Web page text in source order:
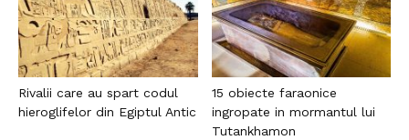
Rivalii care au spart codul
hieroglifelor din Egiptul Antic
15 obiecte faraonice
ingropate in mormantul lui
Tutankhamon